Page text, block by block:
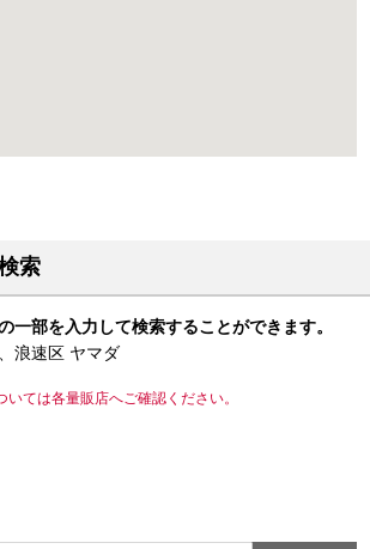
索
一部を入力して検索することができます。
浪速区 ヤマダ
ては各量販店へご確認ください。